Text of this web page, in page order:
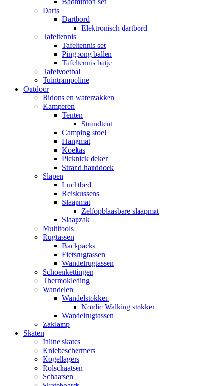
Badminton set
Darts
Dartbord
Elektronisch dartbord
Tafeltennis
Tafeltennis set
Pingpong ballen
Tafeltennis batje
Tafelvoetbal
Tuintrampoline
Outdoor
Bidons en waterzakken
Kamperen
Tenten
Strandtent
Camping stoel
Hangmat
Koeltas
Picknick deken
Strand handdoek
Slapen
Luchtbed
Reiskussens
Slaapmat
Zelfopblaasbare slaapmat
Slaapzak
Multitools
Rugtassen
Backpacks
Fietsrugtassen
Wandelrugtassen
Schoenkettingen
Thermokleding
Wandelen
Wandelstokken
Nordic Walking stokken
Wandelrugtassen
Zaklamp
Skaten
Inline skates
Kniebeschermers
Kogellagers
Rolschaatsen
Schaatsen